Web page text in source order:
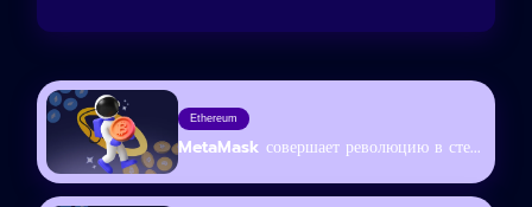
Ethereum
MetaMask совершает революцию в сте...